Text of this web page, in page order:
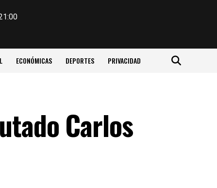
ECONÓMICAS DEPORTES PRIVACIDAD
Carlos